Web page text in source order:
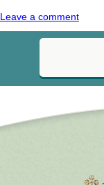
Leave a comment